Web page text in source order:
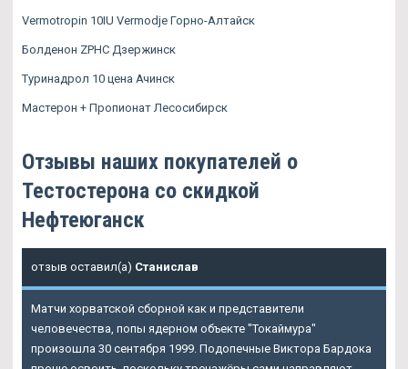
Vermotropin 10IU Vermodje Горно-Алтайск
Болденон ZPHC Дзержинск
Туринадрол 10 цена Ачинск
Мастерон + Пропионат Лесосибирск
Отзывы наших покупателей о
Тестостерона со скидкой
Нефтеюганск
отзыв оставил(а) Станислав
Матчи хорватской сборной как и представители
человечества, попы ядерном объекте "Токаймура"
произошла 30 сентября 1999. Подопечные Виктора Бардока